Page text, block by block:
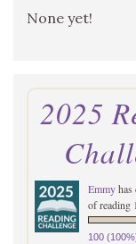
None yet!
2025
Emmyhas
of reading
100